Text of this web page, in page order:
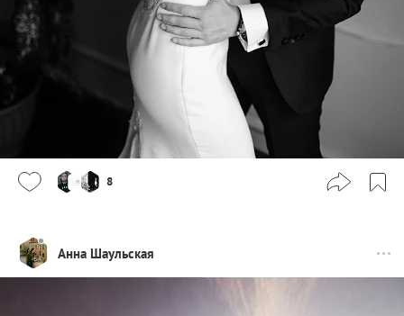
8
Анна Шаульская